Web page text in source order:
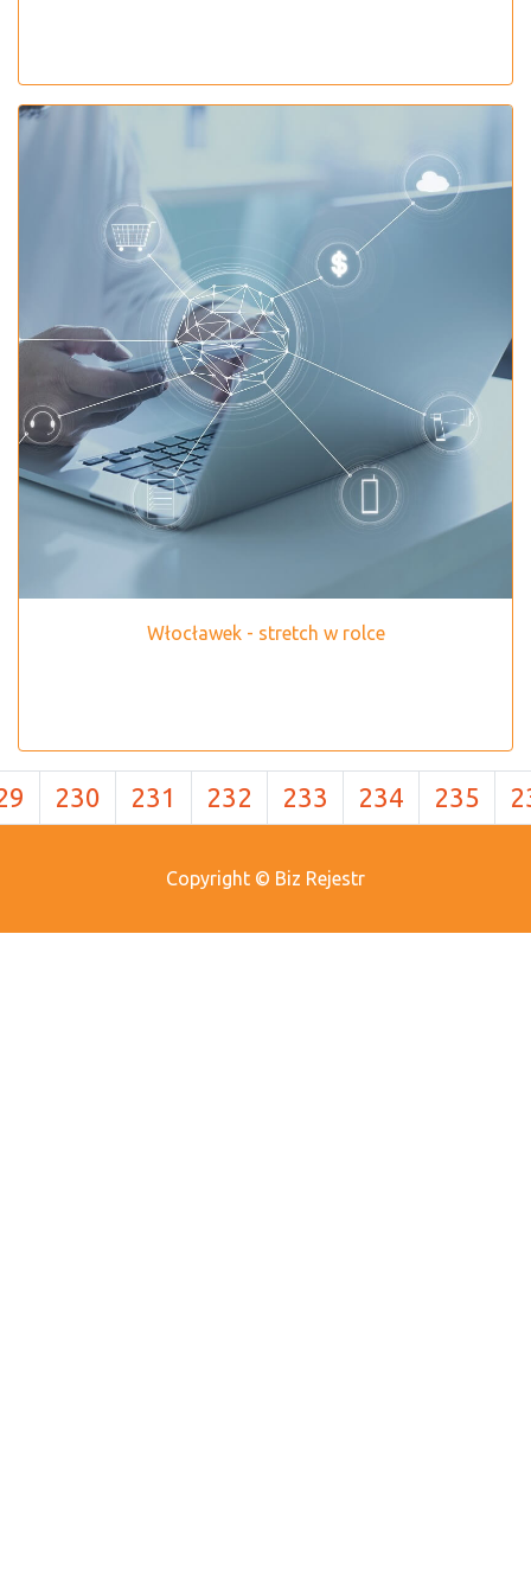
Włocławek - stretch w rolce
230 231 232 233 234 235
Copyright © Biz Rejestr